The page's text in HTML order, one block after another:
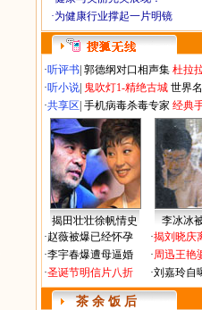
·为健康行业撑起一片明镜
·听评书 郭德纲对口相声集 杜拉
·听小说 鬼吹灯1-精绝古城 世界
·共享区 手机病毒杀毒专家 经典
揭田壮壮徐帆情史 李冰冰
·赵薇被爆已经怀孕
·李宇春爆遭母逼婚
·圣诞节明信片八折
·揭刘晓庆
·周迅王艳
·刘嘉玲自
茶 余 饭 后